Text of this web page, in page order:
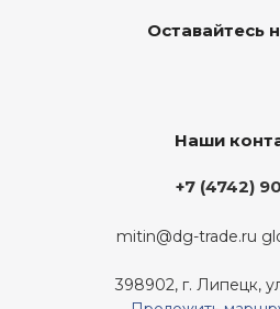
Оставайтесь
Наши
+7 (4742)
mitin@dg-trade.ru
398902, г. Липецк,